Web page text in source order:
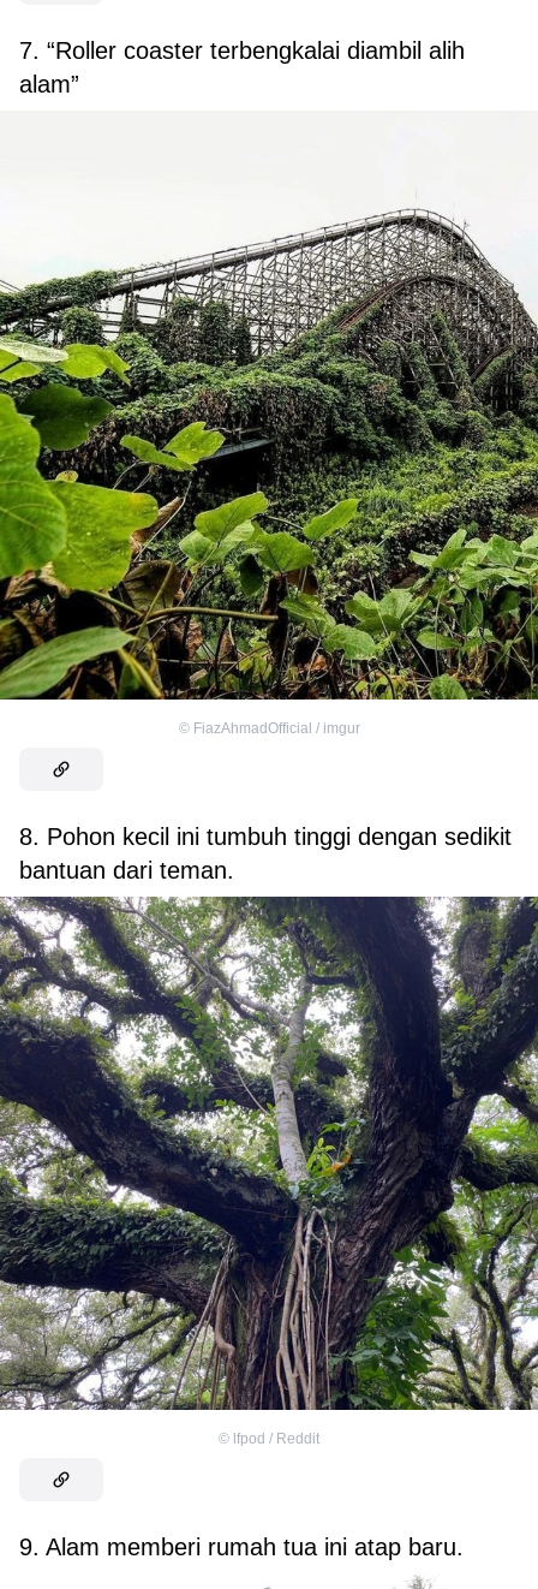
7. “Roller coaster terbengkalai diambil alih
alam”
© FiazAhmadOfficial / imgur
8. Pohon kecil ini tumbuh tinggi dengan sedikit
bantuan dari teman.
© lfpod / Reddit
9. Alam memberi rumah tua ini atap baru.